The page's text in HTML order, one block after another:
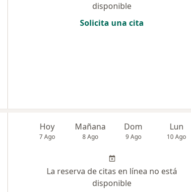
disponible
Solicita una cita
Hoy
7 Ago
Mañana
8 Ago
Dom
9 Ago
Lun
10 Ago
La reserva de citas en línea no está
disponible